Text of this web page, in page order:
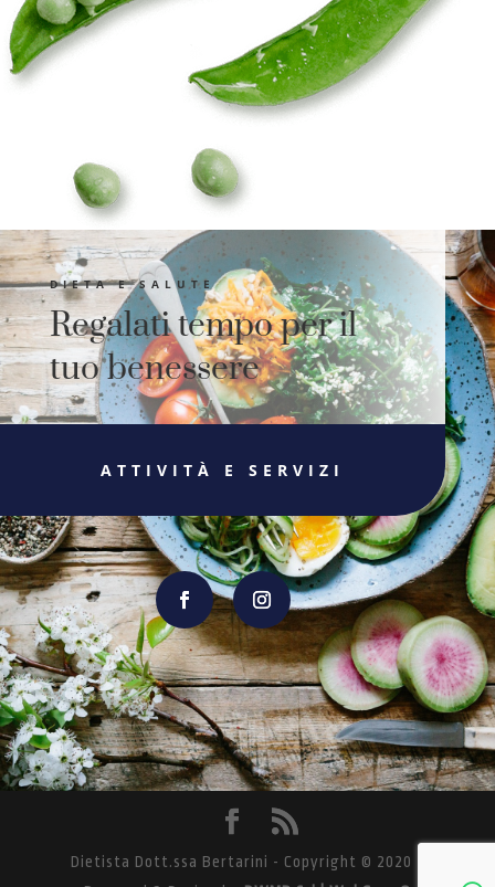
DIETA E SALUTE
Regalati tempo per il
tuo benessere
ATTIVITÀ E SERVIZI
Dietista Dott.ssa Bertarini - Copyright © 2020 -